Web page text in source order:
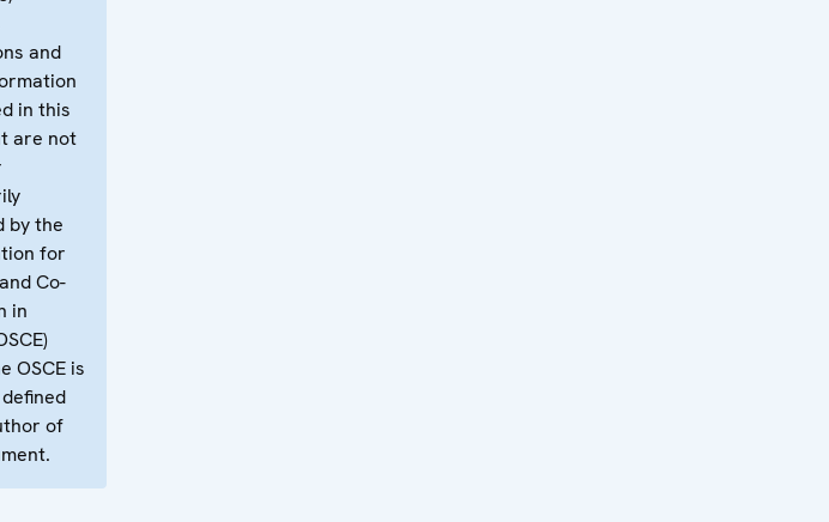
and
in this
are not
by the
for
Co-
in
OSCE is
of